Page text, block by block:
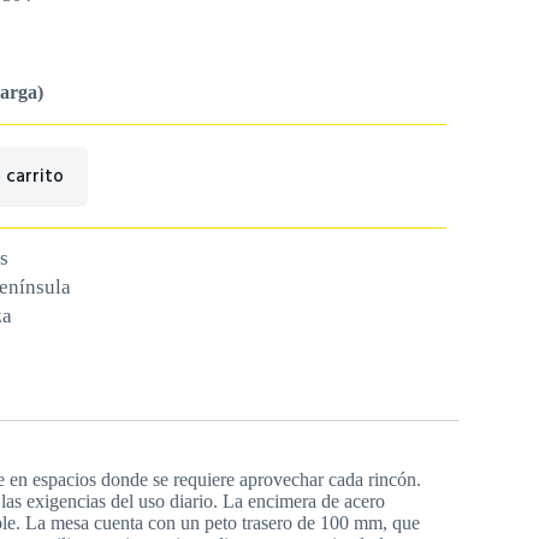
carrito
espacios donde se requiere aprovechar cada rincón.
exigencias del uso diario. La encimera de acero
La mesa cuenta con un peto trasero de 100 mm, que